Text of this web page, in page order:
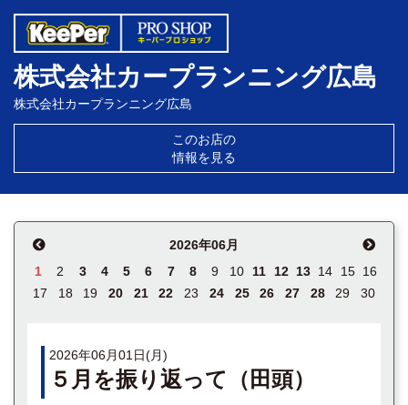
株式会社カープランニング広島
株式会社カープランニング広島
このお店の
情報を見る
2026年06月
1
2 3 4 5 6 7 8 9 10 11 12 13 14 15 16
17
18 19 20 21 22 23 24 25 26 27 28 29 30
2026年06月01日(月)
５月を振り返って（田頭）